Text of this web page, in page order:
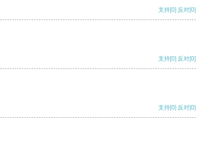
支持[0] 反对[0]
支持[0] 反对[0]
支持[0] 反对[0]